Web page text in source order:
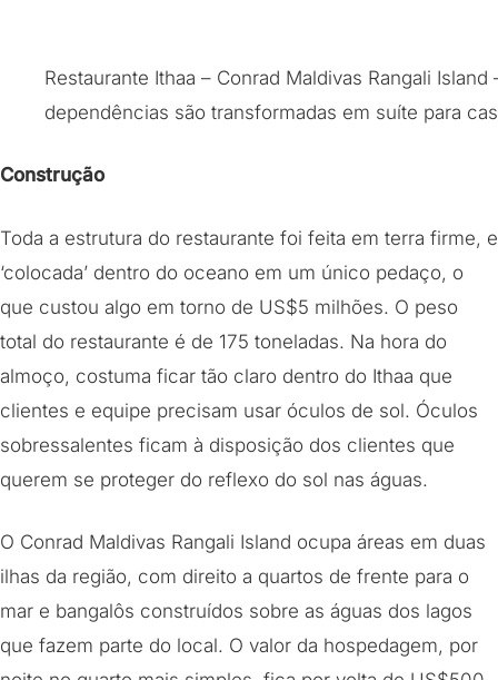
Restaurante Ithaa – Conrad Maldivas Rangali Island
dependências são transformadas em suíte para
Construção
Toda a estrutura do restaurante foi feita em terra firme, e
‘colocada’ dentro do oceano em um único pedaço, o
que custou algo em torno de US$5 milhões. O peso
total do restaurante é de 175 toneladas. Na hora do
almoço, costuma ficar tão claro dentro do Ithaa que
clientes e equipe precisam usar óculos de sol. Óculos
sobressalentes ficam à disposição dos clientes que
querem se proteger do reflexo do sol nas águas.
O Conrad Maldivas Rangali Island ocupa áreas em duas
ilhas da região, com direito a quartos de frente para o
mar e bangalôs construídos sobre as águas dos lagos
que fazem parte do local. O valor da hospedagem, por